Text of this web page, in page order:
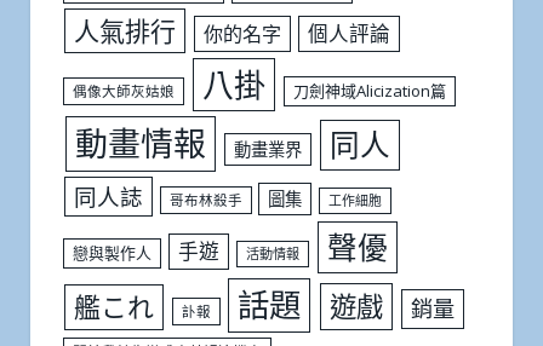
人氣排行 你的名字 個人評論
偶像大師灰姑娘 八掛 刀劍神域Alicization篇
動畫情報 動畫業界 同人
同人誌 哥布林殺手 圖集 工作細胞
戀與製作人 手遊 活動情報 聲優
艦これ 訃報 話題 遊戲 銷量